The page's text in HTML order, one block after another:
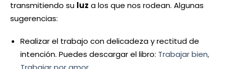
transmitiendo su luz a los que nos rodean. Algunas
sugerencias:
Realizar el trabajo con delicadeza y rectitud de
intención. Puedes descargar el libro: Trabajar bien,